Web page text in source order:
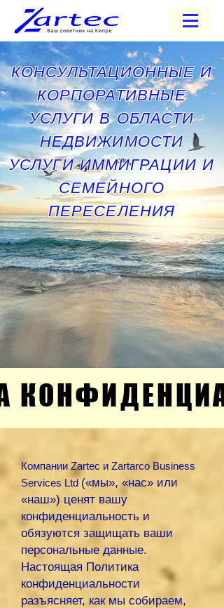
КОНСУЛЬТАЦИОННЫЕ И
КОРПОРАТИВНЫЕ
УСЛУГИ В ОБЛАСТИ
НЕДВИЖИМОСТИ
УСЛУГИ ИММИГРАЦИИ И
СЕМЕЙНОГО
ПЕРЕСЕЛЕНИЯ
Компании Zartec и Zartarco Business
Services Ltd («мы», «нас» или
«наш») ценят вашу
конфиденциальность и
обязуются защищать ваши
персональные данные.
Настоящая Политика
конфиденциальности
разъясняет, как мы собираем,